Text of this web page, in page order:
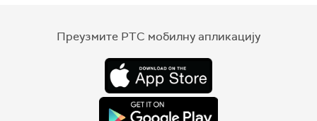
Преузмите РТС мобилну апликацију